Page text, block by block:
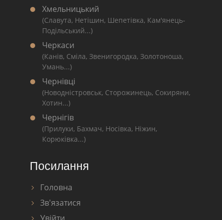
Хмельницький
(Славута, Нетішин, Шепетівка, Кам'янець-
Подільський...)
Черкаси
(Канів, Сміла, Звенигородка, Золотоноша,
Умань...)
Чернівці
(Новодністровськ, Сторожинець, Сокиряни,
Хотин...)
Чернігів
(Прилуки, Бахмач, Носівка, Ніжин,
Корюківка...)
Посилання
Головна
Зв'язатися